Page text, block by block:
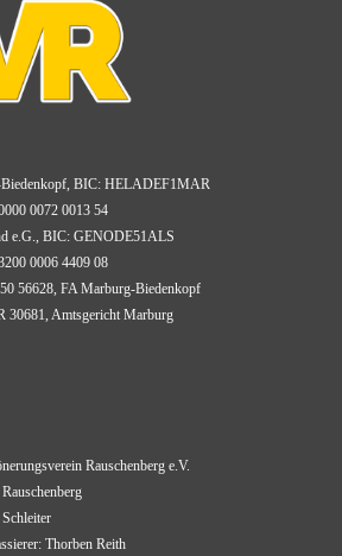
Biedenkopf, BIC: HELADEF1MAR
0072 0013 54
e.G., BIC: GENODE51ALS
0006 4409 08
56628, FA Marburg-Biedenkopf
30681, Amtsgericht Marburg
Rauschenberg e.V.
Thorben Reith